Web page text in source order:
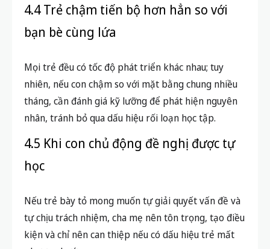
4.4 Trẻ chậm tiến bộ hơn hẳn so với
bạn bè cùng lứa
Mọi trẻ đều có tốc độ phát triển khác nhau; tuy
nhiên, nếu con chậm so với mặt bằng chung nhiều
tháng, cần đánh giá kỹ lưỡng để phát hiện nguyên
nhân, tránh bỏ qua dấu hiệu rối loạn học tập.
4.5 Khi con chủ động đề nghị được tự
học
Nếu trẻ bày tỏ mong muốn tự giải quyết vấn đề và
tự chịu trách nhiệm, cha mẹ nên tôn trọng, tạo điều
kiện và chỉ nên can thiệp nếu có dấu hiệu trẻ mất